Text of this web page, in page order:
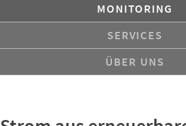
MONITORING
SERVICES
ÜBER UNS